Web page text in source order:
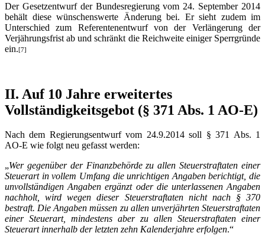
Der Gesetzentwurf der Bundesregierung vom 24. September 2014
behält diese wünschenswerte Änderung bei. Er sieht zudem im
Unterschied zum Referentenentwurf von der Verlängerung der
Verjährungsfrist ab und schränkt die Reichweite einiger Sperrgründe
ein.[7]
II. Auf 10 Jahre erweitertes
Vollständigkeitsgebot (§ 371 Abs. 1 AO-E)
Nach dem Regierungsentwurf vom 24.9.2014 soll § 371 Abs. 1
AO-E wie folgt neu gefasst werden:
„Wer gegenüber der Finanzbehörde zu allen Steuerstraftaten einer
Steuerart in vollem Umfang die unrichtigen Angaben berichtigt, die
unvollständigen Angaben ergänzt oder die unterlassenen Angaben
nachholt, wird wegen dieser Steuerstraftaten nicht nach § 370
bestraft. Die Angaben müssen zu allen unverjährten Steuerstraftaten
einer Steuerart, mindestens aber zu allen Steuerstraftaten einer
Steuerart innerhalb der letzten zehn Kalenderjahre erfolgen.“